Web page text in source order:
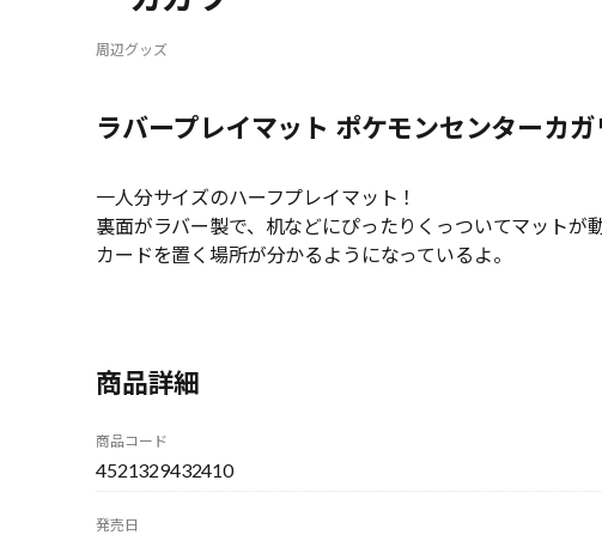
周辺グッズ
ラバープレイマット ポケモンセンターカガ
一人分サイズのハーフプレイマット！
裏面がラバー製で、机などにぴったりくっついてマットが
カードを置く場所が分かるようになっているよ。
商品詳細
商品コード
4521329432410
発売日